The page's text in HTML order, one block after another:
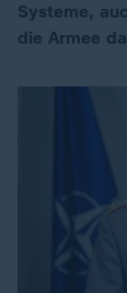
Systeme,
die Armee